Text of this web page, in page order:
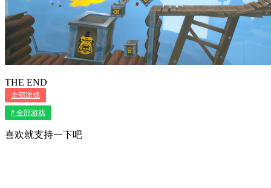
THE END
全部游戏
# 全部游戏
喜欢就支持一下吧